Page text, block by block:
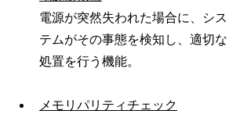
電源が突然失われた場合に、シス
テムがその事態を検知し、適切な
処置を行う機能。
メモリパリティチェック